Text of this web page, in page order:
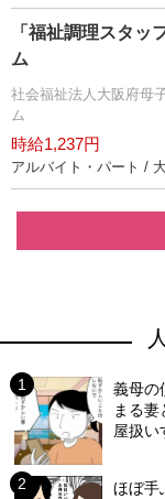
「福祉調理スタッ
ム
社会福祉法人大阪府母
ム
時給1,237円
アルバイト・パート /
義母の
まる妻
屋扱い
ほぼ手